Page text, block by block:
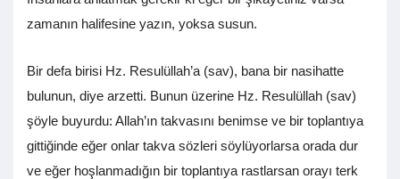
zamanın halifesine yazın, yoksa susun.
Bir defa birisi Hz. Resulüllah’a (sav), bana bir nasihatte
bulunun, diye arzetti. Bunun üzerine Hz. Resulüllah (sav)
şöyle buyurdu: Allah’ın takvasını benimse ve bir toplantıya
gittiğinde eğer onlar takva sözleri söylüyorlarsa orada dur
ve eğer hoşlanmadığın bir toplantıya rastlarsan orayı terk